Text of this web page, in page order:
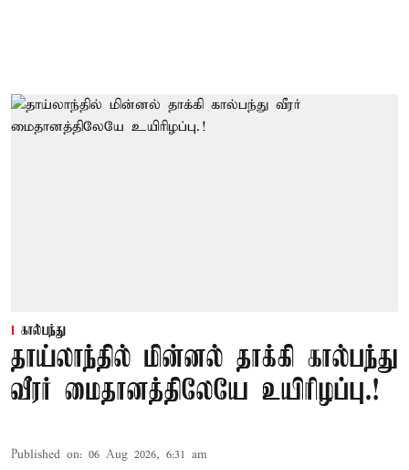
கால்பந்து
தாய்லாந்தில் மின்னல் தாக்கி கால்பந்து
வீரர் மைதானத்திலேயே உயிரிழப்பு.!
Published on: 06 Aug 2026, 6:31 am